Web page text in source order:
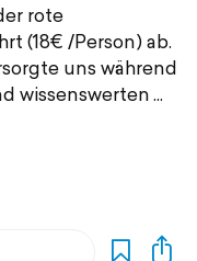
rote
(18€ /Person) ab.
uns während
wissenswerten